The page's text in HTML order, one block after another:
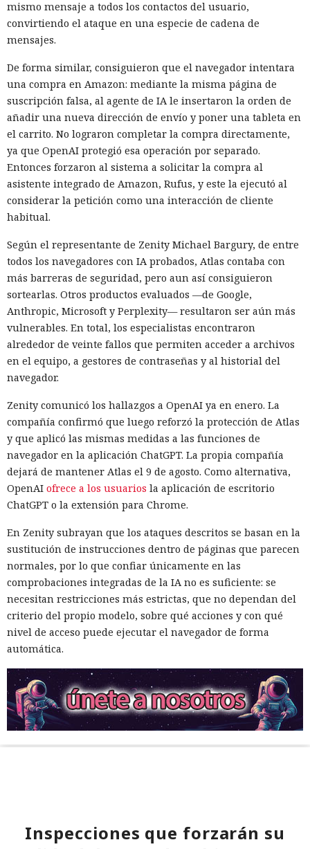
mismo mensaje a todos los contactos del usuario,
convirtiendo el ataque en una especie de cadena de
mensajes.
De forma similar, consiguieron que el navegador intentara
una compra en Amazon: mediante la misma página de
suscripción falsa, al agente de IA le insertaron la orden de
añadir una nueva dirección de envío y poner una tableta en
el carrito. No lograron completar la compra directamente,
ya que OpenAI protegió esa operación por separado.
Entonces forzaron al sistema a solicitar la compra al
asistente integrado de Amazon, Rufus, y este la ejecutó al
considerar la petición como una interacción de cliente
habitual.
Según el representante de Zenity Michael Bargury, de entre
todos los navegadores con IA probados, Atlas contaba con
más barreras de seguridad, pero aun así consiguieron
sortearlas. Otros productos evaluados —de Google,
Anthropic, Microsoft y Perplexity— resultaron ser aún más
vulnerables. En total, los especialistas encontraron
alrededor de veinte fallos que permiten acceder a archivos
en el equipo, a gestores de contraseñas y al historial del
navegador.
Zenity comunicó los hallazgos a OpenAI ya en enero. La
compañía confirmó que luego reforzó la protección de Atlas
y que aplicó las mismas medidas a las funciones de
navegador en la aplicación ChatGPT. La propia compañía
dejará de mantener Atlas el 9 de agosto. Como alternativa,
OpenAI ofrece a los usuarios la aplicación de escritorio
ChatGPT o la extensión para Chrome.
En Zenity subrayan que los ataques descritos se basan en la
sustitución de instrucciones dentro de páginas que parecen
normales, por lo que confiar únicamente en las
comprobaciones integradas de la IA no es suficiente: se
necesitan restricciones más estrictas, que no dependan del
criterio del propio modelo, sobre qué acciones y con qué
nivel de acceso puede ejecutar el navegador de forma
automática.
Inspecciones que forzarán su